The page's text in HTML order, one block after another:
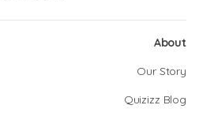
About
Our Story
Quizizz Blog